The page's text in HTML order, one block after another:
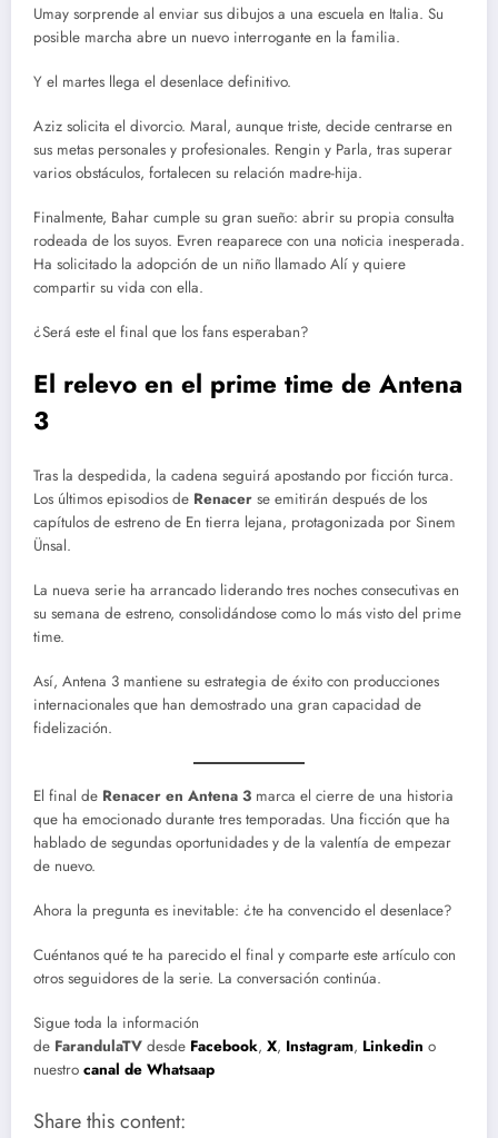
Umay sorprende al enviar sus dibujos a una escuela en Italia. Su
posible marcha abre un nuevo interrogante en la familia.
Y el martes llega el desenlace definitivo.
Aziz solicita el divorcio. Maral, aunque triste, decide centrarse en
sus metas personales y profesionales. Rengin y Parla, tras superar
varios obstáculos, fortalecen su relación madre-hija.
Finalmente, Bahar cumple su gran sueño: abrir su propia consulta
rodeada de los suyos. Evren reaparece con una noticia inesperada.
Ha solicitado la adopción de un niño llamado Alí y quiere
compartir su vida con ella.
¿Será este el final que los fans esperaban?
El relevo en el prime time de Antena
3
Tras la despedida, la cadena seguirá apostando por ficción turca.
Los últimos episodios de Renacer se emitirán después de los
capítulos de estreno de En tierra lejana, protagonizada por Sinem
Ünsal.
La nueva serie ha arrancado liderando tres noches consecutivas en
su semana de estreno, consolidándose como lo más visto del prime
time.
Así, Antena 3 mantiene su estrategia de éxito con producciones
internacionales que han demostrado una gran capacidad de
fidelización.
El final de Renacer en Antena 3 marca el cierre de una historia
que ha emocionado durante tres temporadas. Una ficción que ha
hablado de segundas oportunidades y de la valentía de empezar
de nuevo.
Ahora la pregunta es inevitable: ¿te ha convencido el desenlace?
Cuéntanos qué te ha parecido el final y comparte este artículo con
otros seguidores de la serie. La conversación continúa.
Sigue toda la información
de FarandulaTV desde Facebook, X, Instagram, Linkedin o
nuestro canal de Whatsaap
Share this content: